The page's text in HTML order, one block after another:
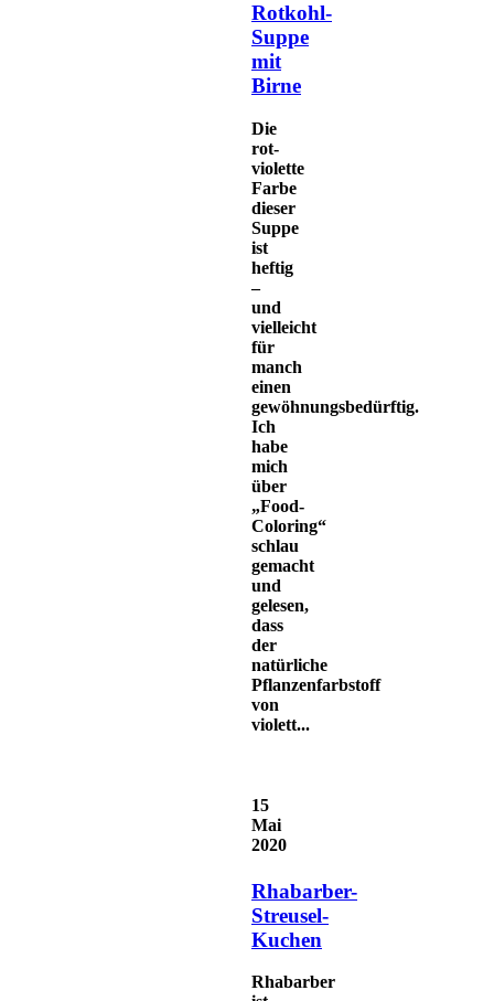
Rotkohl-
Suppe
mit
Birne
Die
rot-
violette
Farbe
dieser
Suppe
ist
heftig
–
und
vielleicht
für
manch
einen
gewöhnungsbedürftig.
Ich
habe
mich
über
„Food-
Coloring“
schlau
gemacht
und
gelesen,
dass
der
natürliche
Pflanzenfarbstoff
von
violett...
15
Mai
2020
Rhabarber-
Streusel-
Kuchen
Rhabarber